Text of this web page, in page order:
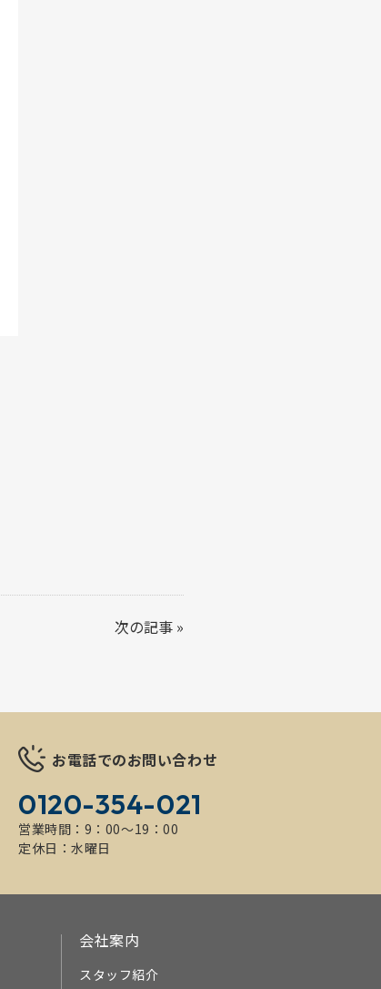
次の記事 »
お電話でのお問い合わせ
0120-354-021
営業時間：9：00～19：00
定休日：水曜日
会社案内
スタッフ紹介